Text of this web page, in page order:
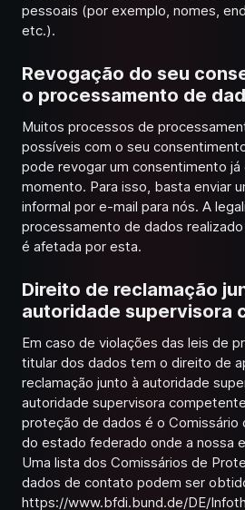
pessoais (por exemplo, nomes,
etc.).
Revogação do seu
o processamento de
Muitos processos de
possíveis com o seu
pode revogar um consentimento já
momento. Para isso, basta enviar
informal por e-mail para nós. A
processamento de dados
é afetada por esta.
Direito de reclamação
autoridade supervisora
Em caso de violações das leis de
titular dos dados tem o direito de
reclamação junto à autoridade
autoridade supervisora
proteção de dados é o Comissário
do estado federado onde a nossa
Uma lista dos Comissários de
dados de contato podem ser
https://www.bfdi.bund.de/DE/